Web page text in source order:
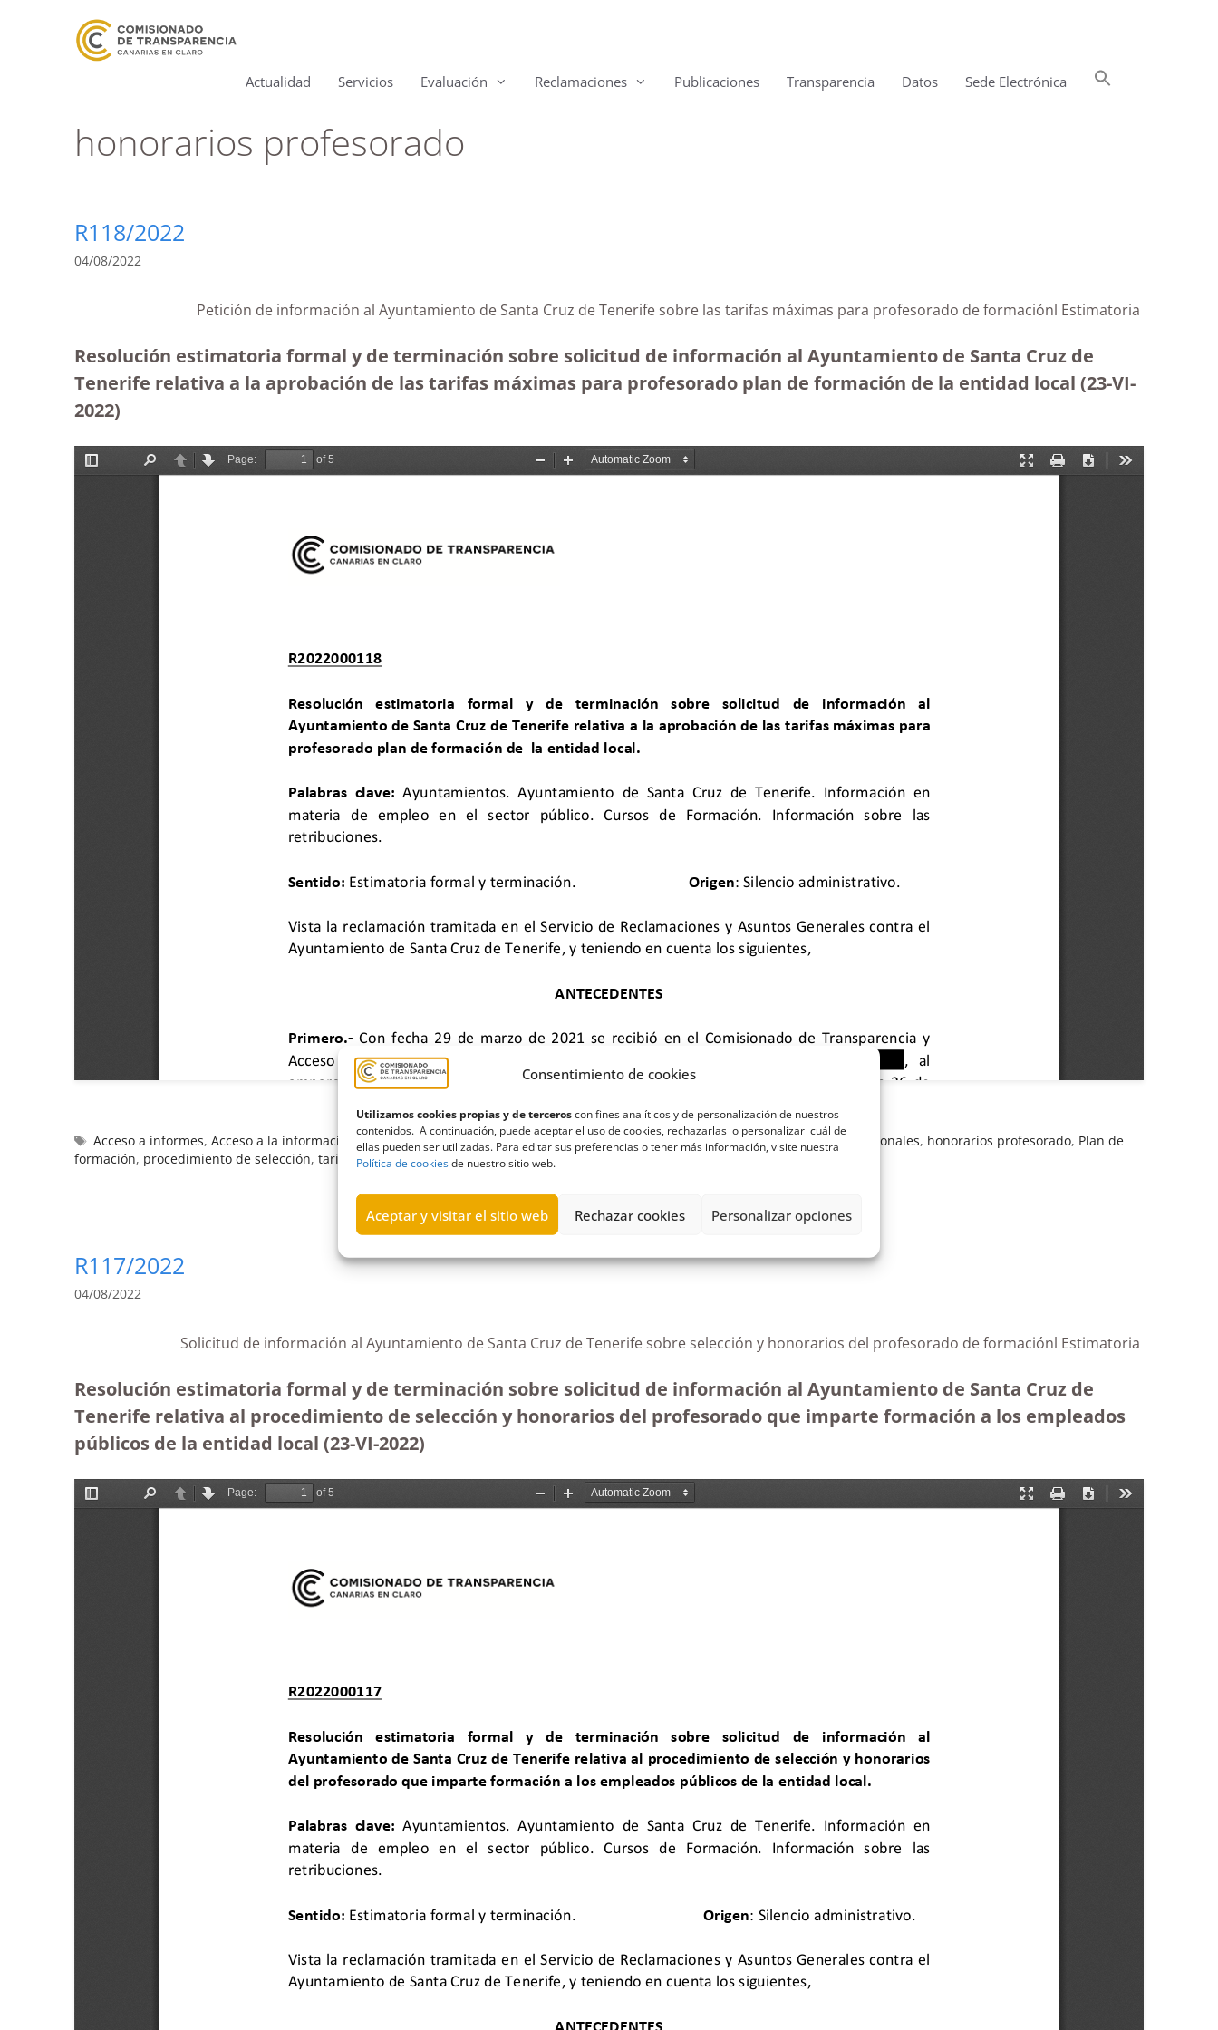
Consentimiento de cookies
Utilizamos cookies propias y de terceroscon fines analíticos y de personalización de nuestros
contenidos. A continuación, puede aceptar el uso de cookies, rechazarlas o personalizar cuál de
ellas pueden ser utilizadas. Para editar sus preferencias o tener más información, visite nuestra
Política de cookiesde nuestro sitio web.
Aceptar y visitar el sitio web Rechazar cookies Personalizar opciones
Actualidad Servicios Evaluación Reclamaciones Publicaciones Transparencia Datos Sede Electrónica
honorarios profesorado
R118/2022
04/08/2022
Petición de información al Ayuntamiento de Santa Cruz de Tenerife sobre las tarifas máximas para profesorado de formaciónl Estimatoria
Resolución estimatoria formal y de terminación sobre solicitud de información al Ayuntamiento de Santa Cruz de
Tenerife relativa a la aprobación de las tarifas máximas para profesorado plan de formación de la entidad local (23-VI-
2022)
Acceso a informes,Acceso a la información pública,Ayuntamiento de Santa Cruz de Tenerife, Empleo público,honorarios profesionales, honorarios profesorado, Plan de
formación, procedimiento de selección, tarifas máximas
R117/2022
04/08/2022
Solicitud de información al Ayuntamiento de Santa Cruz de Tenerife sobre selección y honorarios del profesorado de formaciónl Estimatoria
Resolución estimatoria formal y de terminación sobre solicitud de información al Ayuntamiento de Santa Cruz de
Tenerife relativa al procedimiento de selección y honorarios del profesorado que imparte formación a los empleados
públicos de la entidad local (23-VI-2022)